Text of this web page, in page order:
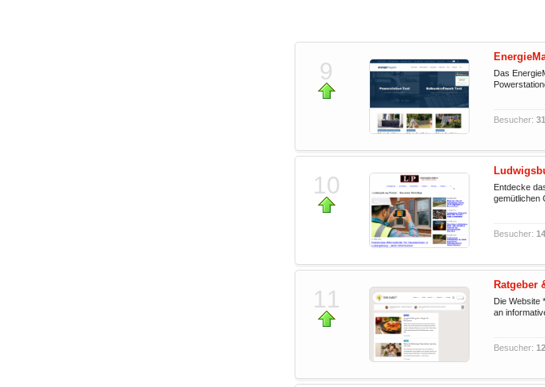
9
Das
Besucher:
10
Entdecke
gemütlichen
Besucher:
11
Ratgeber
Die Website
an
Besucher: